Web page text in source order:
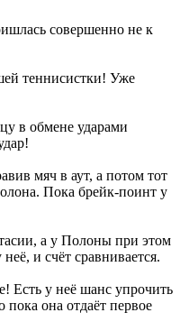
совершенно не к
теннисистки! Уже
в обмене ударами
мяч в аут, а потом тот
Пока брейк-поинт у
а у Полоны при этом
и счёт сравнивается.
Есть у неё шанс упрочить
она отдаёт первое